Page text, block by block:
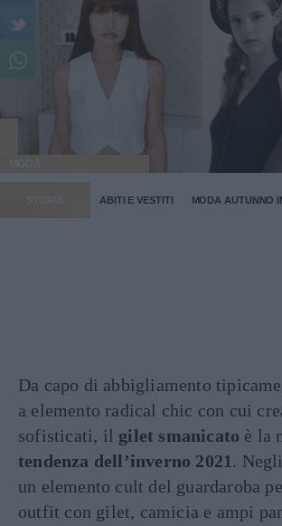
MODA
STORIA ABITI E VESTITI MODA AUTUNNO
Da capo di abbigliamento
a elemento radical chic con cui
sofisticati, il gilet smanicato è la
tendenza dell’inverno 2021. Negli
un elemento cult del guardaroba
outfit con gilet, camicia e ampi